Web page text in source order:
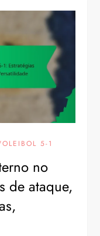
5-1
no
de ataque,